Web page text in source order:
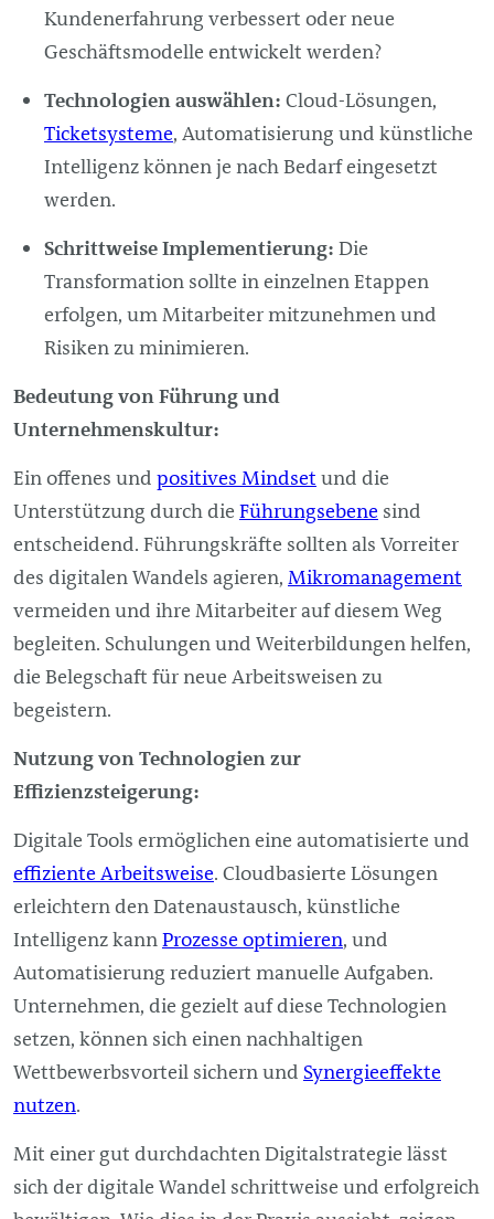
Kundenerfahrung verbessert oder neue
Geschäftsmodelle entwickelt werden?
Technologien auswählen: Cloud-Lösungen,
Ticketsysteme, Automatisierung und künstliche
Intelligenz können je nach Bedarf eingesetzt
werden.
Schrittweise Implementierung: Die
Transformation sollte in einzelnen Etappen
erfolgen, um Mitarbeiter mitzunehmen und
Risiken zu minimieren.
Bedeutung von Führung und
Unternehmenskultur:
Ein offenes und positives Mindset und die
Unterstützung durch die Führungsebene sind
entscheidend. Führungskräfte sollten als Vorreiter
des digitalen Wandels agieren, Mikromanagement
vermeiden und ihre Mitarbeiter auf diesem Weg
begleiten. Schulungen und Weiterbildungen helfen,
die Belegschaft für neue Arbeitsweisen zu
begeistern.
Nutzung von Technologien zur
Effizienzsteigerung:
Digitale Tools ermöglichen eine automatisierte und
effiziente Arbeitsweise. Cloudbasierte Lösungen
erleichtern den Datenaustausch, künstliche
Intelligenz kannProzesse optimieren, und
Automatisierung reduziert manuelle Aufgaben.
Unternehmen, die gezielt auf diese Technologien
setzen, können sich einen nachhaltigen
Wettbewerbsvorteil sichern und Synergieeffekte
nutzen.
Mit einer gut durchdachten Digitalstrategie lässt
sich der digitale Wandel schrittweise und erfolgreich